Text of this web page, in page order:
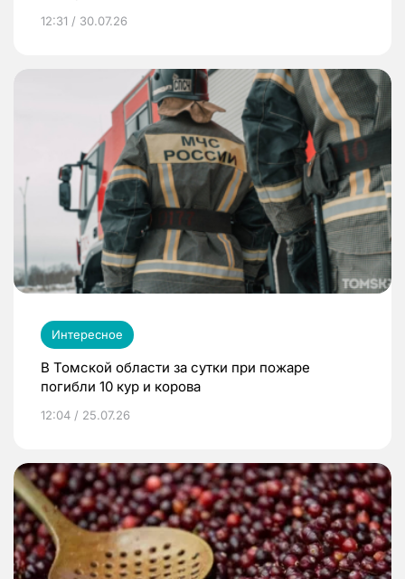
12:31 / 30.07.26
Интересное
В Томской области за сутки при пожаре
погибли 10 кур и корова
12:04 / 25.07.26